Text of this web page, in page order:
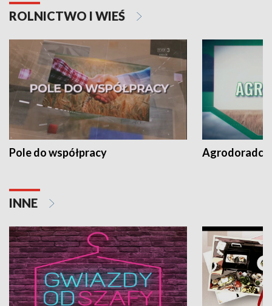
ROLNICTWO I WIEŚ
Pole do współpracy Agrodoradcy
INNE